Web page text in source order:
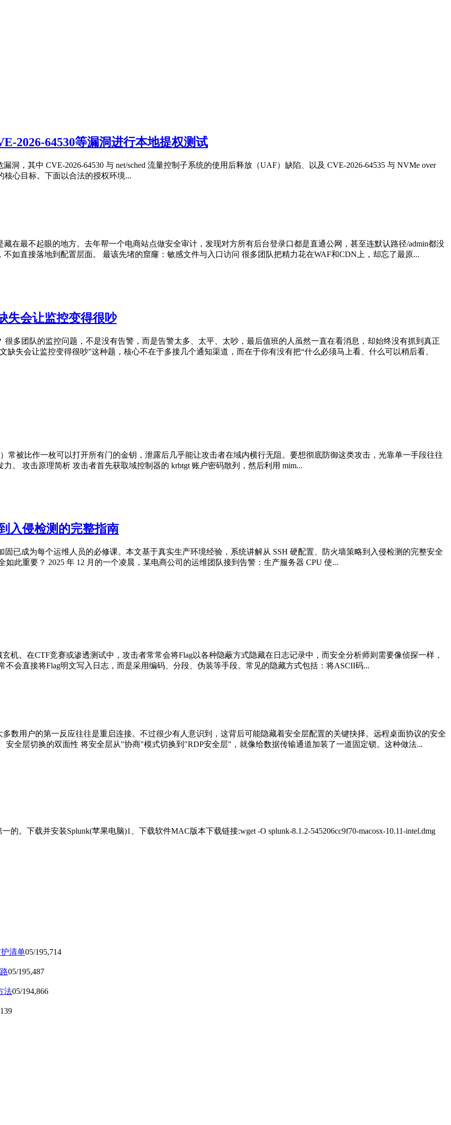
2026-64530等漏洞进行本地提权测试
洞，其中 CVE‑2026‑64530 与 net/sched 流量控制子系统的使用后释放（UAF）缺陷、以及 CVE‑2026‑64535 与 NVMe over
核心目标。下面以合法的授权环境...
在最不起眼的地方。去年帮一个电商站点做安全审计，发现对方所有后台登录口都是直通公网，甚至连默认路径/admin都没
如直接落地到配置层面。 最该先堵的窟窿：敏感文件与入口访问 很多团队把精力花在WAF和CDN上，却忘了最原...
失会让监控变得很吵
多团队的监控问题，不是没有告警，而是告警太多、太平、太吵，最后值班的人虽然一直在看消息，却始终没有抓到真正
失会让监控变得很吵”这种题，核心不在于多接几个通知渠道，而在于你有没有把“什么必须马上看、什么可以稍后看、
常被比作一枚可以打开所有门的金钥，泄露后几乎能让攻击者在域内横行无阻。要想彻底防御这类攻击，光靠单一手段往往
。 攻击原理简析 攻击者首先获取域控制器的 krbtgt 账户密码散列，然后利用 mim...
入侵检测的完整指南
已成为每个运维人员的必修课。本文基于真实生产环境经验，系统讲解从 SSH 硬配置、防火墙策略到入侵检测的完整安全
此重要？ 2025 年 12 月的一个凌晨，某电商公司的运维团队接到告警：生产服务器 CPU 使...
机。在CTF竞赛或渗透测试中，攻击者常常会将Flag以各种隐蔽方式隐藏在日志记录中，而安全分析师则需要像侦探一样，
会直接将Flag明文写入日志，而是采用编码、分段、伪装等手段。常见的隐藏方式包括：将ASCII码...
数用户的第一反应往往是重启连接。不过很少有人意识到，这背后可能隐藏着安全层配置的关键抉择。远程桌面协议的安全
全层切换的双面性 将安全层从"协商"模式切换到"RDP安全层"，就像给数据传输通道加装了一道固定锁。这种做法...
。下载并安装Splunk(苹果电脑)1、下载软件MAC版本下载链接:wget -O splunk-8.1.2-545206cc9f70-macosx-10.11-intel.dmg
清单05/195,714
05/195,487
法05/194,866